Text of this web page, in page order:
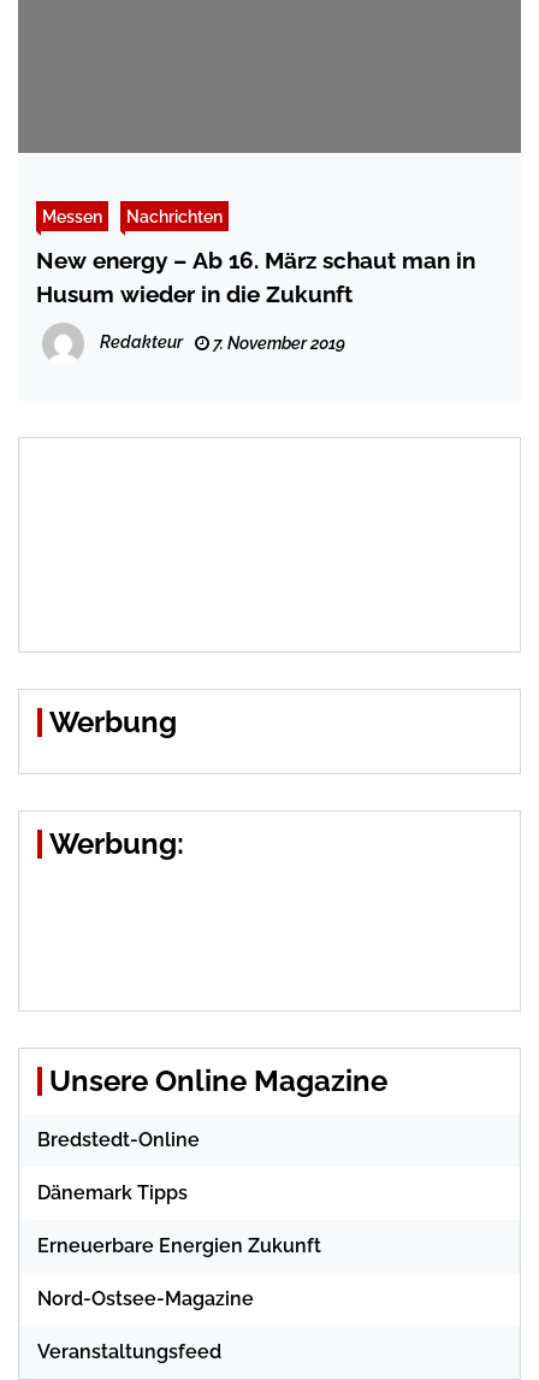
Messen Nachrichten
New energy – Ab 16. März schaut man in
Husum wieder in die Zukunft
Redakteur 7. November 2019
Werbung
Werbung:
Unsere Online Magazine
Bredstedt-Online
Dänemark Tipps
Erneuerbare Energien Zukunft
Nord-Ostsee-Magazine
Veranstaltungsfeed